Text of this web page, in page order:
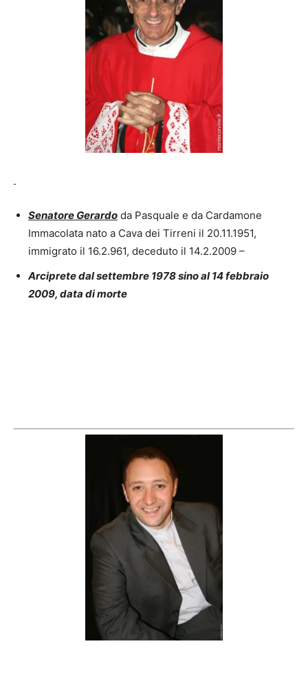
Senatore Gerardo da Pasquale e da Cardamone
Immacolata nato a Cava dei Tirreni il 20.11.1951,
immigrato il 16.2.961, deceduto il 14.2.2009 –
Arciprete dal settembre 1978 sino al 14 febbraio
2009, data di morte